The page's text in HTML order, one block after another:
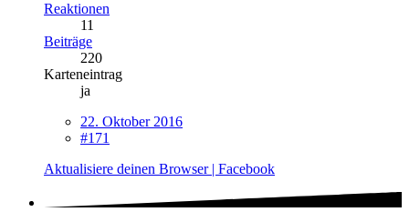
Reaktionen
11
Beiträge
220
Karteneintrag
ja
22. Oktober 2016
#171
Aktualisiere deinen Browser | Facebook